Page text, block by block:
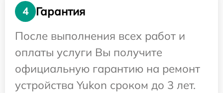
4
Гарантия
После выполнения всех работ и
оплаты услуги Вы получите
официальную гарантию на ремонт
устройства Yukon сроком до 3 лет.